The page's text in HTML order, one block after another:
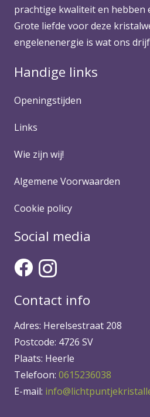
prachtige kwaliteit en hebben
Grote liefde voor deze
engelenenergie is wat ons
Handige links
Openingstijden
Links
Wie zijn wij!
Algemene Voorwaarden
Cookie policy
Social media
Contact info
Adres: Herelsestraat 208
Postcode: 4726 SV
Plaats: Heerle
Telefoon: 0615236038
E-mail: